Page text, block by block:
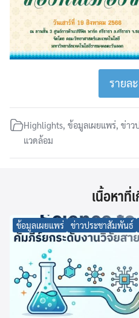
รายล
Highlights, ข้อมูลเผยแพร่ ข่าว
แวดล้อม
เนื้อหาที่
ข้อมูลเผยแพร่ ข่าวประชาสัมพันธ์